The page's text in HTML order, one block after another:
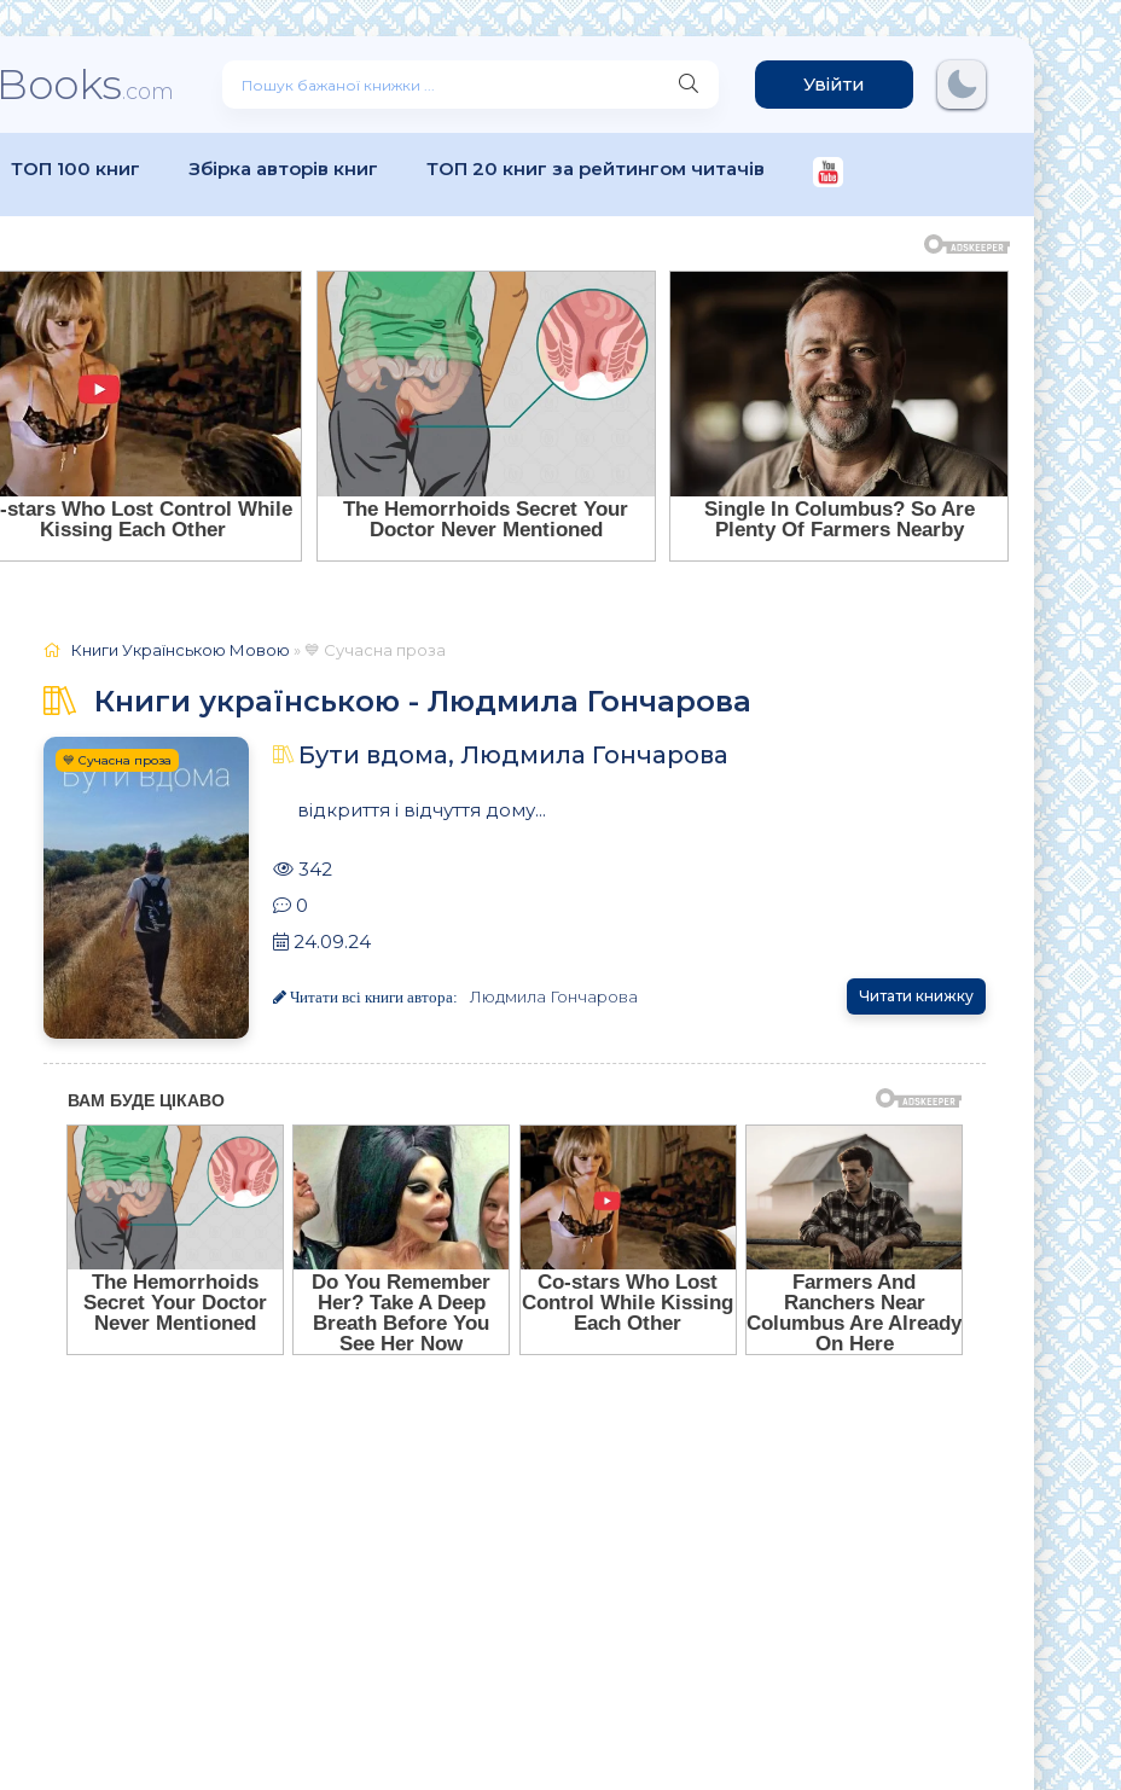
Books.com Увійти
ТОП 100 книг Збірка авторів книг ТОП 20 книг за рейтингом читачів
Книги Українською Мовою » 💙 Сучасна проза
Книги українською - Людмила Гончарова
💙 Сучасна проза Бути вдома, Людмила Гончарова
відкриття і відчуття дому...
342
0
24.09.24
Читати всі книги автора: Людмила Гончарова Читати книжку